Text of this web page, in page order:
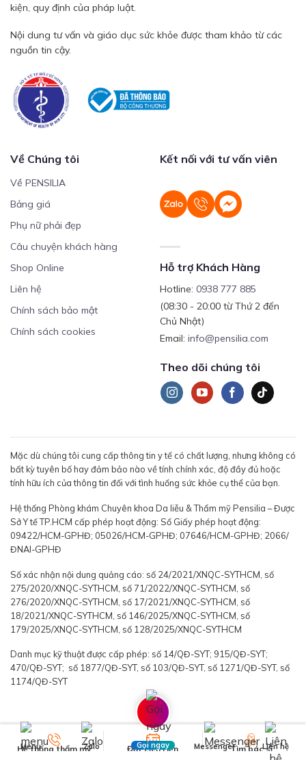
kiện, quy định của pháp luật.
Nội dung tư vấn và giáo dục sức khỏe được tham khảo từ các
nguồn tin cậy.
Về Chúng tôi
Về PENSILIA
Bảng giá
Phụ nữ phải đẹp
Câu chuyện khách hàng
Shop Online
Liên hệ
Chính sách bảo mật
Chính sách cookies
Kết nối với tư vấn viên
Hỗ trợ Khách Hàng
Hotline: 0938 777 885
(08:30 - 20:00 từ Thứ 2 đến
Chủ Nhật)
Email: info@pensilia.com
Theo dõi chúng tôi
Mặc dù chúng tôi cung cấp thông tin y tế có chất lượng, nhưng không có
bất kỳ tuyên bố hay đảm bảo nào về tính chính xác, độ đầy đủ hoặc
tính hữu ích của thông tin đối với tình huống sức khỏe cụ thể của bạn.
Hệ thống Phòng khám Chuyên khoa Da liễu & Thẩm mỹ Pensilia – Được
Sở Y tế TP.HCM cấp phép hoạt động: Số Giấy phép hoạt động:
09422/HCM-GPHĐ; 05026/HCM-GPHĐ; 07646/HCM-GPHĐ; 2066/
ĐNAI-GPHĐ
Số xác nhận nội dung quảng cáo: số 24/2021/XNQC-SYTHCM, số
275/2020/XNQC-SYTHCM, số 71/2022/XNQC-SYTHCM, số
276/2020/XNQC-SYTHCM, số 17/2021/XNQC-SYTHCM, số
18/2021/XNQC-SYTHCM, số 146/2025/XNQC-SYTHCM, số
179/2025/XNQC-SYTHCM, số 128/2025/XNQC-SYTHCM
Danh mục kỹ thuật được cấp phép: số 14/QĐ-SYT; 915/QĐ-SYT;
470/QĐ-SYT; số 1877/QĐ-SYT, số 103/QĐ-SYT, số 1271/QĐ-SYT, số
1174/QĐ-SYT
Hệ thống thẩm mỹ Đặt Lịch Hẹn Tìm bác sĩ
Menu Zalo Gọi ngay Messenger Liên hệ